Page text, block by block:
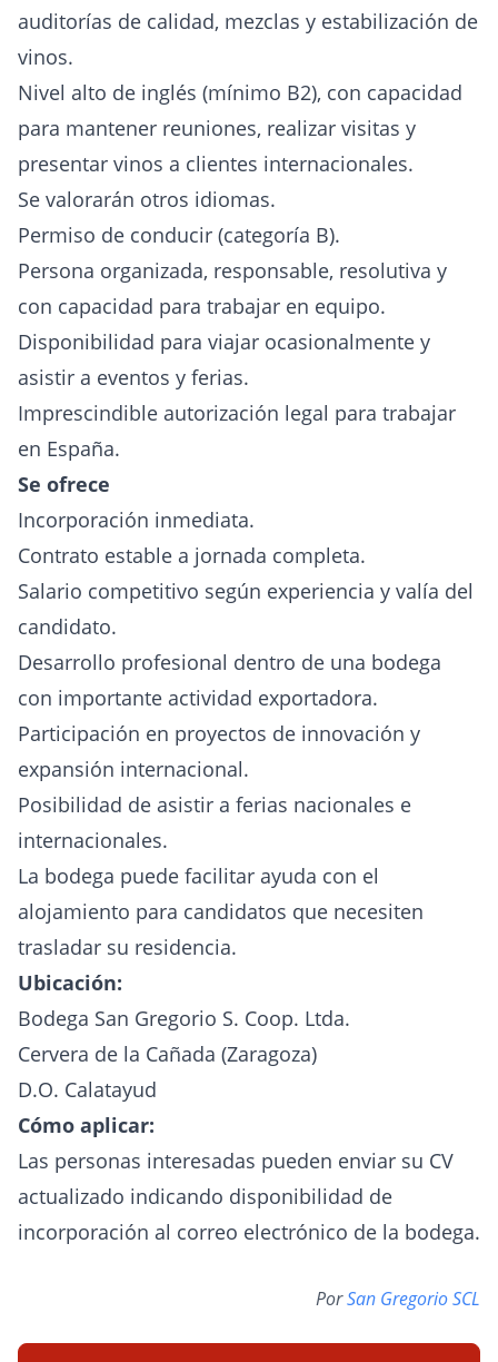
auditorías de calidad, mezclas y estabilización de
vinos.
Nivel alto de inglés (mínimo B2), con capacidad
para mantener reuniones, realizar visitas y
presentar vinos a clientes internacionales.
Se valorarán otros idiomas.
Permiso de conducir (categoría B).
Persona organizada, responsable, resolutiva y
con capacidad para trabajar en equipo.
Disponibilidad para viajar ocasionalmente y
asistir a eventos y ferias.
Imprescindible autorización legal para trabajar
en España.
Se ofrece
Incorporación inmediata.
Contrato estable a jornada completa.
Salario competitivo según experiencia y valía del
candidato.
Desarrollo profesional dentro de una bodega
con importante actividad exportadora.
Participación en proyectos de innovación y
expansión internacional.
Posibilidad de asistir a ferias nacionales e
internacionales.
La bodega puede facilitar ayuda con el
alojamiento para candidatos que necesiten
trasladar su residencia.
Ubicación:
Bodega San Gregorio S. Coop. Ltda.
Cervera de la Cañada (Zaragoza)
D.O. Calatayud
Cómo aplicar:
Las personas interesadas pueden enviar su CV
actualizado indicando disponibilidad de
incorporación al correo electrónico de la bodega.
PorSan Gregorio SCL